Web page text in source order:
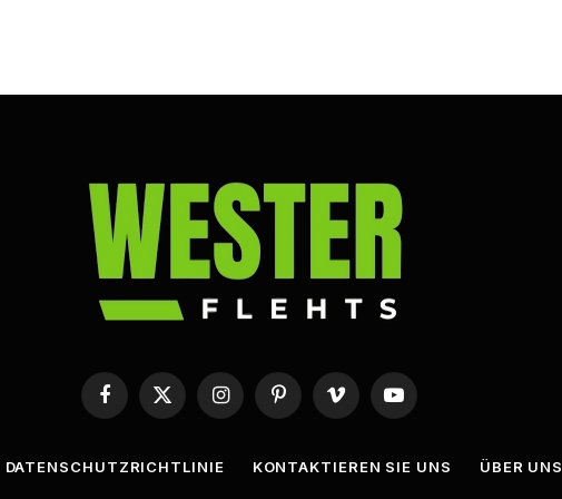
Facebook
X
(Twitter)
InstagramPinterestVimeo YouTube
DATENSCHUTZRICHTLINIE KONTAKTIEREN SIE UNS ÜBER UNS